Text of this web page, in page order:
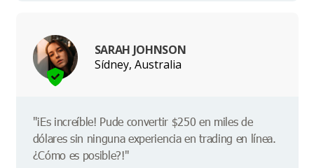
SARAH JOHNSON
Sídney, Australia
"¡Es increíble! Pude convertir $250 en miles de
dólares sin ninguna experiencia en trading en línea.
¿Cómo es posible?!"